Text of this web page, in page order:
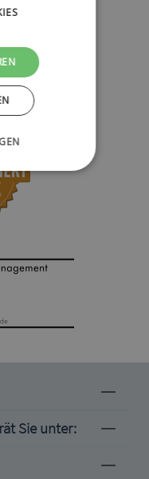
Sie unter: